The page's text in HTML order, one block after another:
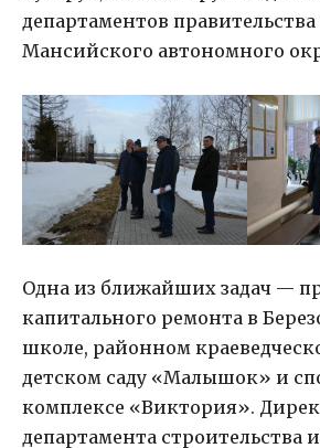
департаментов
Мансийского автономного
Одна из ближайших задач —
капитального ремонта в
школе, районном
детском саду «Малышок» и
комплексе «Виктория».
департамента строительства